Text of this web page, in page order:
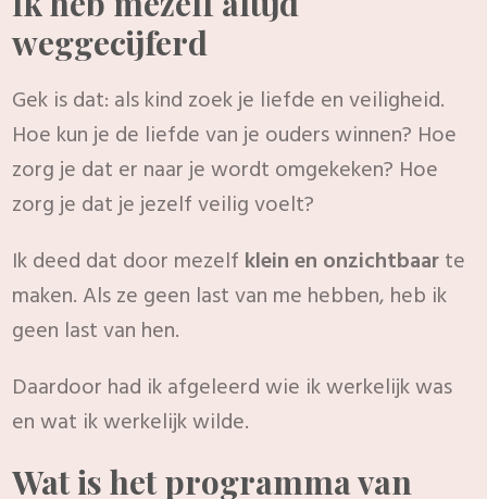
weggecijferd
Gek is dat: als kind zoek je liefde en veiligheid.
Hoe kun je de liefde van je ouders winnen? Hoe
zorg je dat er naar je wordt omgekeken? Hoe
zorg je dat je jezelf veilig voelt?
Ik deed dat door mezelf klein en onzichtbaarte
maken. Als ze geen last van me hebben, heb ik
geen last van hen.
Daardoor had ik afgeleerd wie ik werkelijk was
en wat ik werkelijk wilde.
Wat is het programma van